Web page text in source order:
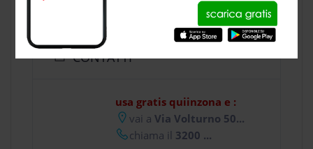
CONTATTI
usa gratis quiinzona e :
vai aVia Volturno 50...
chiama il 3200 ...